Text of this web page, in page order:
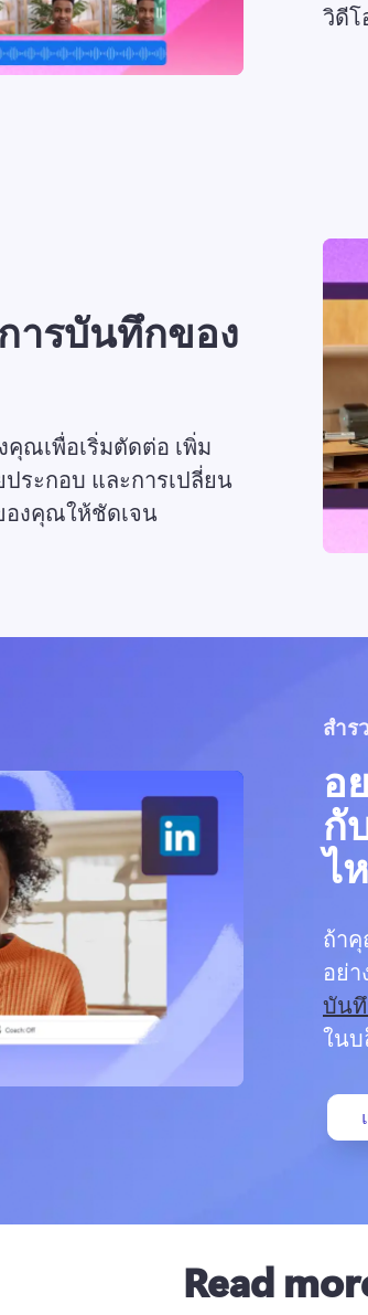
วิดีโ
ารบันทึกของ
ณเพื่อเริ่มตัดต่อ เพิ่ม
ระกอบ และการเปลี่ยน
องคุณให้ชัดเจน
สำร
อ
กั
ไ
ถ้า
อย่
บัน
ใน
Read